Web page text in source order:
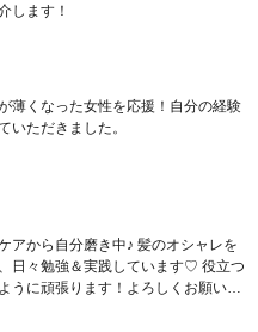
します！
薄くなった女性を応援！自分の経験
いただきました。
アから自分磨き中♪ 髪のオシャレを
日々勉強＆実践しています♡ 役立つ
うに頑張ります！よろしくお願いし